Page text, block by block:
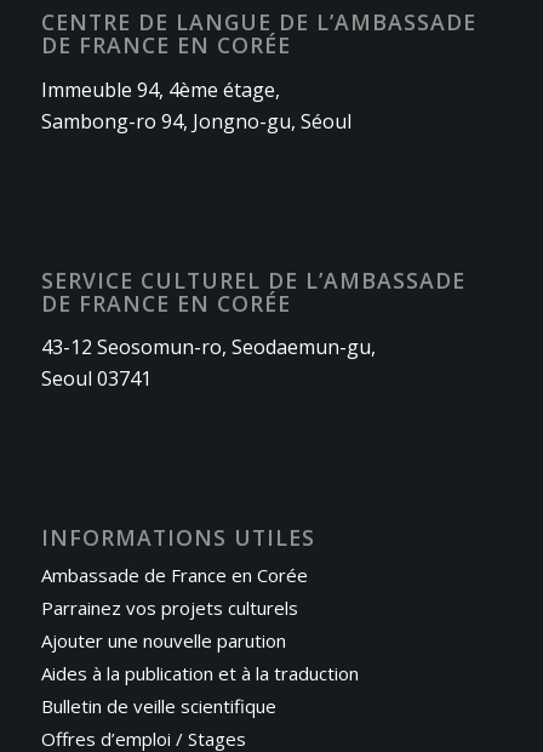
CENTRE DE LANGUE DE L’AMBASSADE
DE FRANCE EN CORÉE
Immeuble 94, 4ème étage,
Sambong-ro 94, Jongno-gu, Séoul
SERVICE CULTUREL DE L’AMBASSADE
DE FRANCE EN CORÉE
43-12 Seosomun-ro, Seodaemun-gu,
Seoul 03741
INFORMATIONS UTILES
Ambassade de France en Corée
Parrainez vos projets culturels
Ajouter une nouvelle parution
Aides à la publication et à la traduction
Bulletin de veille scientifique
Offres d’emploi / Stages